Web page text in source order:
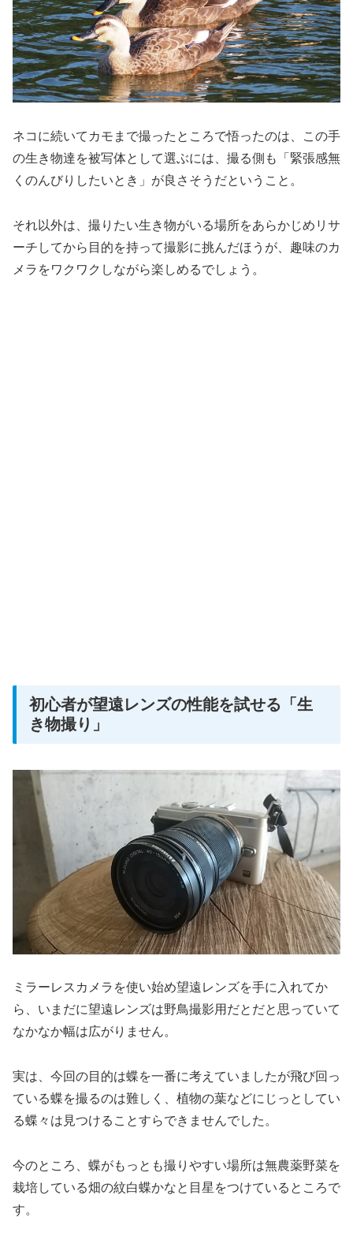
ネコに続いてカモまで撮ったところで悟ったのは、この手
の生き物達を被写体として選ぶには、撮る側も「緊張感無
くのんびりしたいとき」が良さそうだということ。
それ以外は、撮りたい生き物がいる場所をあらかじめリサ
ーチしてから目的を持って撮影に挑んだほうが、趣味のカ
メラをワクワクしながら楽しめるでしょう。
初心者が望遠レンズの性能を試せる「生
き物撮り」
ミラーレスカメラを使い始め望遠レンズを手に入れてか
ら、いまだに望遠レンズは野鳥撮影用だとだと思っていて
なかなか幅は広がりません。
実は、今回の目的は蝶を一番に考えていましたが飛び回っ
ている蝶を撮るのは難しく、植物の葉などにじっとしてい
る蝶々は見つけることすらできませんでした。
今のところ、蝶がもっとも撮りやすい場所は無農薬野菜を
栽培している畑の紋白蝶かなと目星をつけているところで
す。